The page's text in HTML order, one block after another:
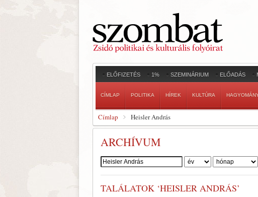
ELŐFIZETÉS 1% SZEMINÁRIUM ELŐADÁS
CÍMLAP POLITIKA HÍREK KULTÚRA
Címlap Heisler András
ARCHÍVUM
Szerző:
TALÁLATOK ‘HEISLER ANDRÁS’